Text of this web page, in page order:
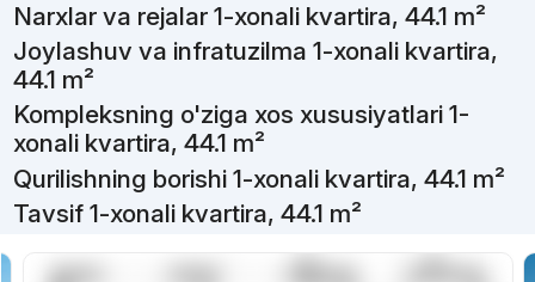
Narxlar va rejalar 1-xonali kvartira, 44.1 m²
Joylashuv va infratuzilma 1-xonali kvartira,
44.1 m²
Kompleksning o'ziga xos xususiyatlari 1-
xonali kvartira, 44.1 m²
Qurilishning borishi 1-xonali kvartira, 44.1 m²
Tavsif 1-xonali kvartira, 44.1 m²